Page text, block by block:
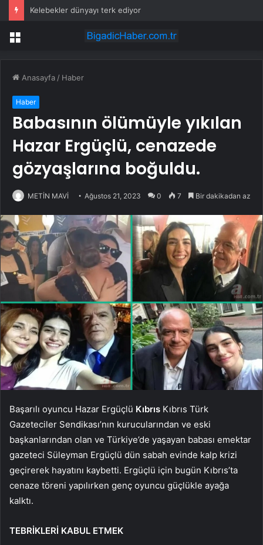
Kelebekler dünyayı terk ediyor
Menü
Anasayfa / Haber
Haber
Babasının ölümüyle yıkılan
Hazar Ergüçlü, cenazede
gözyaşlarına boğuldu.
METİN MAVİ Ağustos 21, 2023 0 7 Bir dakikadan az
Başarılı oyuncu Hazar Ergüçlü Kıbrıs Kıbrıs Türk
Gazeteciler Sendikası’nın kurucularından ve eski
başkanlarından olan ve Türkiye’de yaşayan babası emektar
gazeteci Süleyman Ergüçlü dün sabah evinde kalp krizi
geçirerek hayatını kaybetti. Ergüçlü için bugün Kıbrıs’ta
cenaze töreni yapılırken genç oyuncu güçlükle ayağa
kalktı.
TEBRİKLERİ KABUL ETMEK